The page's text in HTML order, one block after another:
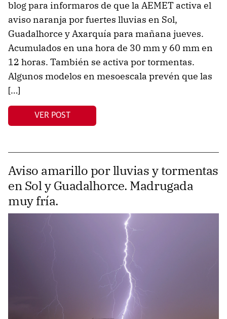
blog para informaros de que la AEMET activa el
aviso naranja por fuertes lluvias en Sol,
Guadalhorce y Axarquía para mañana jueves.
Acumulados en una hora de 30 mm y 60 mm en
12 horas. También se activa por tormentas.
Algunos modelos en mesoescala prevén que las
[…]
VER POST
Aviso amarillo por lluvias y tormentas
en Sol y Guadalhorce. Madrugada
muy fría.